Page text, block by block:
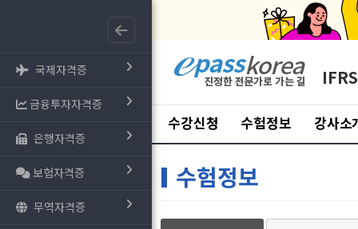
국제자격증
금융투자자격증
은행자격증
보험자격증
무역자격증
수강신청 수험정보 강사소
수험정보